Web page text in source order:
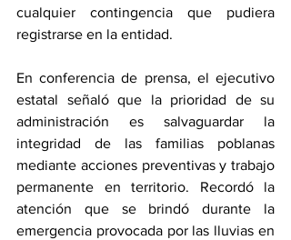
cualquier contingencia que pudiera
registrarse en la entidad.
En conferencia de prensa, el ejecutivo
estatal señaló que la prioridad de su
administración es salvaguardar la
integridad de las familias poblanas
mediante acciones preventivas y trabajo
permanente en territorio. Recordó la
atención que se brindó durante la
emergencia provocada por las lluvias en